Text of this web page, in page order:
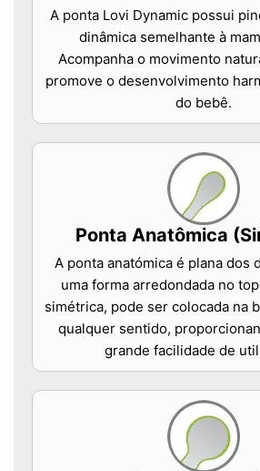
A ponta Lovi Dynamic possui
dinâmica semelhante à
Acompanha o movimento
promove o desenvolvimento
do bebê.
Ponta Anatômica
A ponta anatómica é plana dos
uma forma arredondada no
simétrica, pode ser colocada na
qualquer sentido,
grande facilidade de